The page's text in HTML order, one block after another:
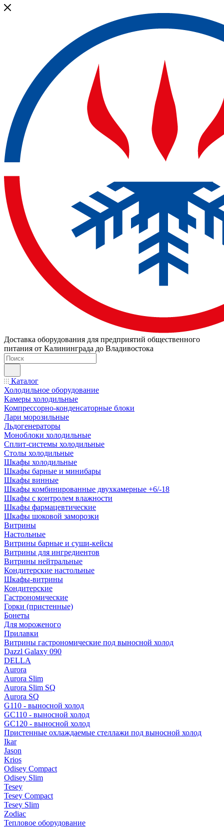
Доставка оборудования для предприятий общественного
питания от Калининграда до Владивостока
Каталог
Холодильное оборудование
Камеры холодильные
Компрессорно-конденсаторные блоки
Лари морозильные
Льдогенераторы
Моноблоки холодильные
Сплит-системы холодильные
Столы холодильные
Шкафы холодильные
Шкафы барные и минибары
Шкафы винные
Шкафы комбинированные двухкамерные +6/-18
Шкафы с контролем влажности
Шкафы фармацевтические
Шкафы шоковой заморозки
Витрины
Настольные
Витрины барные и суши-кейсы
Витрины для ингредиентов
Витрины нейтральные
Кондитерские настольные
Шкафы-витрины
Кондитерские
Гастрономические
Горки (пристенные)
Бонеты
Для мороженого
Прилавки
Витрины гастрономические под выносной холод
Dazzl Galaxy 090
DELLA
Aurora
Aurora Slim
Aurora Slim SQ
Aurora SQ
G110 - выносной холод
GC110 - выносной холод
GC120 - выносной холод
Пристенные охлаждаемые стеллажи под выносной холод
Ikar
Jason
Krios
Odisey Compact
Odisey Slim
Tesey
Tesey Compact
Tesey Slim
Zodiac
Тепловое оборудование